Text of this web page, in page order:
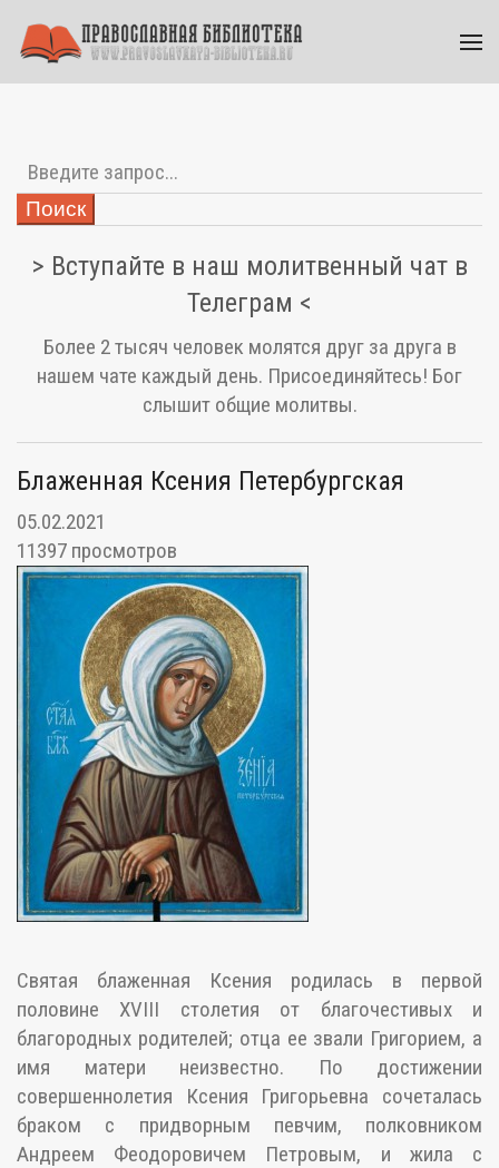
Поиск
> Вступайте в наш молитвенный чат в
Телеграм <
Более 2 тысяч человек молятся друг за друга в
нашем чате каждый день. Присоединяйтесь! Бог
слышит общие молитвы.
Блаженная Ксения Петербургская
05.02.2021
11397 просмотров
Святая блаженная Ксения родилась в первой
половине XVIII столетия от благочестивых и
благородных родителей; отца ее звали Григорием, а
имя матери неизвестно. По достижении
совершеннолетия Ксения Григорьевна сочеталась
браком с придворным певчим, полковником
Андреем Феодоровичем Петровым, и жила с